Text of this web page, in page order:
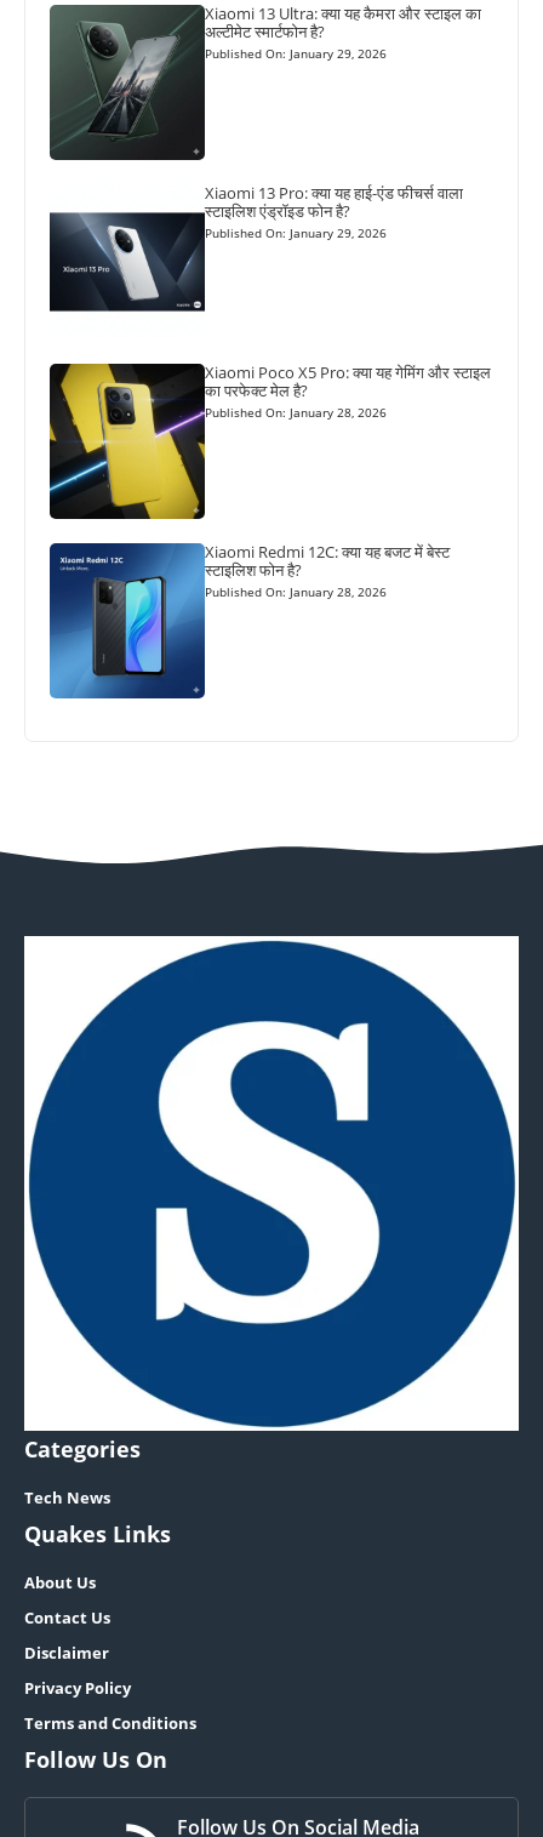
Xiaomi 13 Ultra: क्या यह कैमरा और स्टाइल का
अल्टीमेट स्मार्टफोन है?
Published On: January 29, 2026
Xiaomi 13 Pro: क्या यह हाई-एंड फीचर्स वाला
स्टाइलिश एंड्रॉइड फोन है?
Published On: January 29, 2026
Xiaomi Poco X5 Pro: क्या यह गेमिंग और स्टाइल
का परफेक्ट मेल है?
Published On: January 28, 2026
Xiaomi Redmi 12C: क्या यह बजट में बेस्ट
स्टाइलिश फोन है?
Published On: January 28, 2026
Categories
Tech News
Quakes Links
About Us
Contact Us
Disclaimer
Privacy Policy
Terms and Conditions
Follow Us On
Follow Us On Social Media